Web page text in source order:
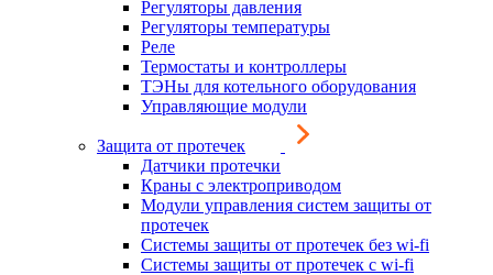
Регуляторы давления
Регуляторы температуры
Реле
Термостаты и контроллеры
ТЭНы для котельного оборудования
Управляющие модули
Защита от протечек
Датчики протечки
Краны с электроприводом
Модули управления систем защиты от
протечек
Системы защиты от протечек без wi-fi
Системы защиты от протечек с wi-fi